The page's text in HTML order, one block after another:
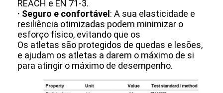
Casa
Produtos
Vídeos
REACH e EN 71-3.
· Seguro e confortável: A sua elasticidade e
resiliência otimizadas podem minimizar o
esforço físico, evitando que os
Os atletas são protegidos de quedas e lesões,
e ajudam os atletas a darem o máximo de si
para atingir o máximo de desempenho.